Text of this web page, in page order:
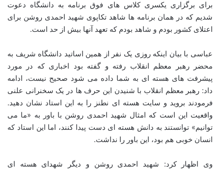
برای برگزاری یکسری کلاس های فوق برنامه به دانشگاه دعوت
شدیم که در همان برنامه ها شاهد تکاپوی شهید احمدی روشن برای
اعتلای کشور بودم و شاهد بودم که تعهد آنها بیش از حد است.
عباسی با بیان اینکه روزی یک نفر از همین اساتید دانشگاه شریف به
محضر رهبر معظم انقلاب رفته و گفته بود اخباری که در مورد
پیشرفت های هسته ای به شما داده می شود صحیح نیست، ادامه
داد: رهبر معظم انقلاب با شنیدن این حرف ها در یک سخنرانی علنی
فرمودند بروید و سایت هسته ای نطنز را به این استاد نشان دهید.
واقعیت این است که امثال شهید احمدی روشن با باور به «ما می
توانیم» توانستند به دانش هسته ای دست پیدا کنند، اما این استاد که
انسان خوبی هم بود، این باور را نداشت.
وی اظهار کرد: شهید احمدی روشن و دیگر شهدای هسته ای